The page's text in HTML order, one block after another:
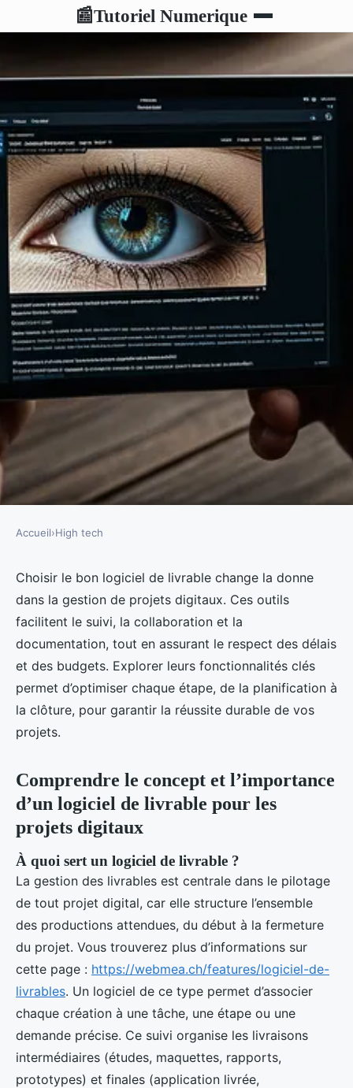
📰Tutoriel Numerique
HIGH TECH
Optimisez vos projets digitaux
avec un logiciel de livrable
Tom•23 mai 2025•4 min de lecture
Accueil›High tech
Choisir le bon logiciel de livrable change la donne
dans la gestion de projets digitaux. Ces outils
facilitent le suivi, la collaboration et la
documentation, tout en assurant le respect des délais
et des budgets. Explorer leurs fonctionnalités clés
permet d’optimiser chaque étape, de la planification à
la clôture, pour garantir la réussite durable de vos
projets.
Comprendre le concept et l’importance
d’un logiciel de livrable pour les
projets digitaux
À quoi sert un logiciel de livrable ?
La gestion des livrables est centrale dans le pilotage
de tout projet digital, car elle structure l’ensemble
des productions attendues, du début à la fermeture
du projet. Vous trouverez plus d’informations sur
cette page : https://webmea.ch/features/logiciel-de-
livrables. Un logiciel de ce type permet d’associer
chaque création à une tâche, une étape ou une
demande précise. Ce suivi organise les livraisons
intermédiaires (études, maquettes, rapports,
prototypes) et finales (application livrée,